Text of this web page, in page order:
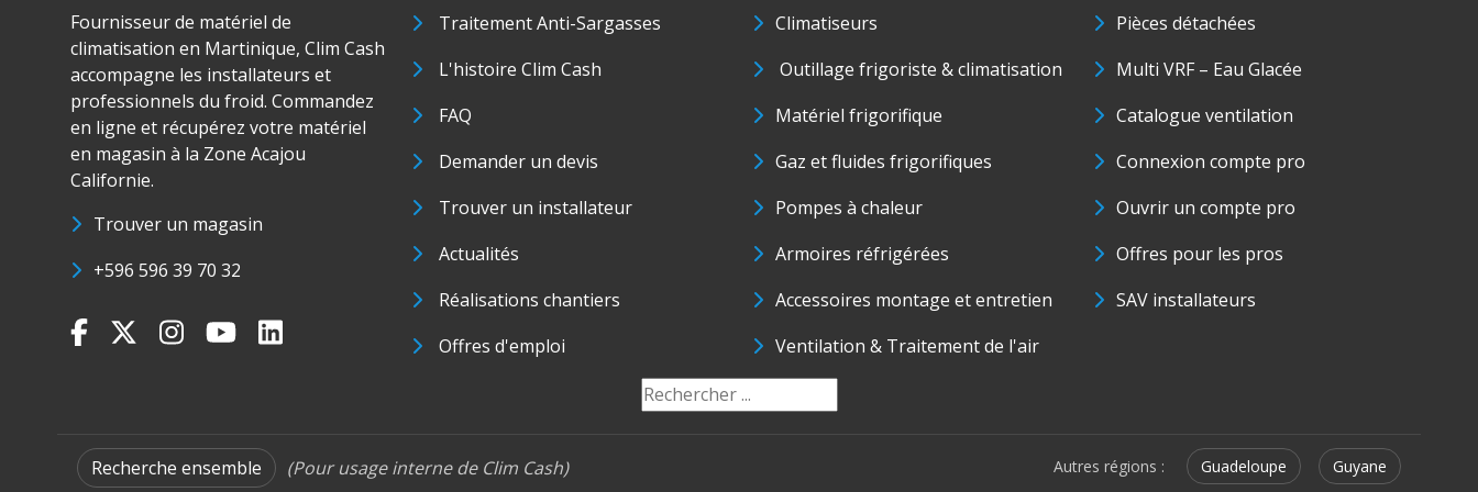
Fournisseur de matériel de
climatisation en Martinique, Clim Cash
accompagne les installateurs et
professionnels du froid. Commandez
en ligne et récupérez votre matériel
en magasin à la Zone Acajou
Californie.
Trouver un magasin
+596 596 39 70 32
Traitement Anti-Sargasses
L'histoire Clim Cash
FAQ
Demander un devis
Trouver un installateur
Actualités
Réalisations chantiers
Offres d'emploi
Climatiseurs
Outillage frigoriste & climatisation
Matériel frigorifique
Gaz et fluides frigorifiques
Pompes à chaleur
Armoires réfrigérées
Accessoires montage et entretien
Ventilation & Traitement de l'air
Pièces détachées
Multi VRF – Eau Glacée
Catalogue ventilation
Connexion compte pro
Ouvrir un compte pro
Offres pour les pros
SAV installateurs
Recherche ensemble (Pour usage interne de Clim Cash) Autres régions : Guadeloupe Guyane